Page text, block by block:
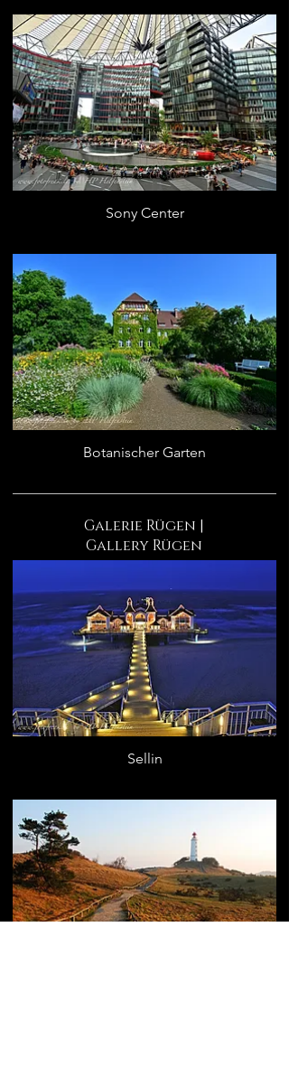
Sony Center
Botanischer Garten
Galerie Rügen |
Gallery Rügen
Sellin